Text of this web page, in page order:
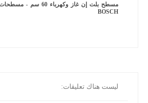
BOSCH
ليست هناك تعليقات: